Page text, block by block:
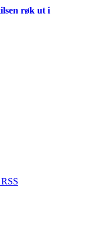
røk ut i
RSS